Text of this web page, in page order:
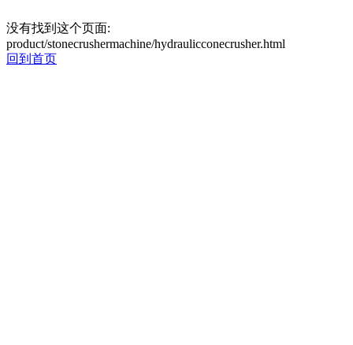
没有找到这个页面:
product/stonecrushermachine/hydraulicconecrusher.html
回到首页